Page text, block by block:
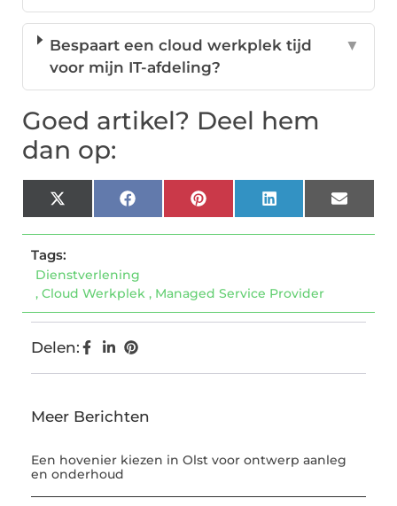
Bespaart een cloud werkplek tijd
voor mijn IT-afdeling?
▼
Goed artikel? Deel hem
dan op:
X
(Twitter)
FacebookPinterestLinkedInEmail
Tags:
Dienstverlening
, Cloud Werkplek , Managed Service Provider
Delen:
Meer Berichten
Een hovenier kiezen in Olst voor ontwerp aanleg
en onderhoud